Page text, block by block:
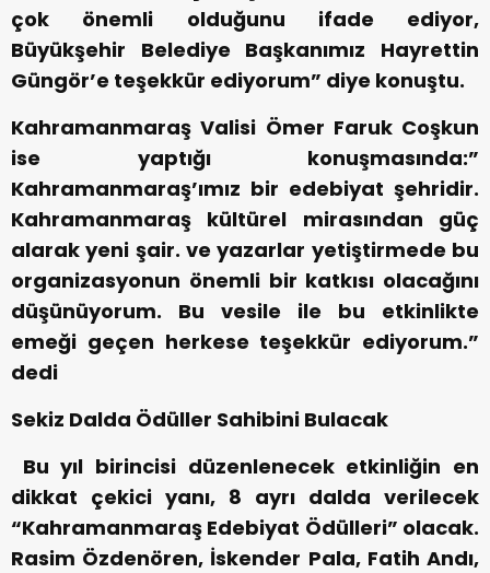
çok önemli olduğunu ifade ediyor,
Büyükşehir Belediye Başkanımız Hayrettin
Güngör’e teşekkür ediyorum” diye konuştu.
Kahramanmaraş Valisi Ömer Faruk Coşkun
ise yaptığı konuşmasında:”
Kahramanmaraş’ımız bir edebiyat şehridir.
Kahramanmaraş kültürel mirasından güç
alarak yeni şair. ve yazarlar yetiştirmede bu
organizasyonun önemli bir katkısı olacağını
düşünüyorum. Bu vesile ile bu etkinlikte
emeği geçen herkese teşekkür ediyorum.”
dedi
Sekiz Dalda Ödüller Sahibini Bulacak
Bu yıl birincisi düzenlenecek etkinliğin en
dikkat çekici yanı, 8 ayrı dalda verilecek
“Kahramanmaraş Edebiyat Ödülleri” olacak.
Rasim Özdenören, İskender Pala, Fatih Andı,